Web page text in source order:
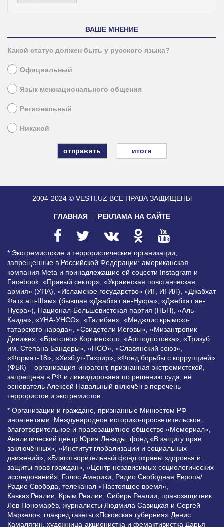
ВАШЕ МНЕНИЕ
Какой статус должен быть у русского языка?
Официальный
Язык межнационального общения
Региональный
Никакой
итоги
2004-2024 © VESTI.UZ ВСЕ ПРАВА ЗАЩИЩЕНЫ
ГЛАВНАЯ РЕКЛАМА НА САЙТЕ
* Экстремистские и террористические организации,
запрещенные в Российской Федерации: американская
компания Meta и принадлежащие ей соцсети Instagram и
Facebook, «Правый сектор», «Украинская повстанческая
армия» (УПА), «Исламское государство» (ИГ, ИГИЛ), «Джабхат
Фатх аш-Шам» (бывшая «Джабхат ан-Нусра», «Джебхат ан-
Нусра»), Национал-Большевистская партия (НБП), «Аль-
Каида», «УНА-УНСО», «Талибан», «Меджлис крымско-
татарского народа», «Свидетели Иеговы», «Мизантропик
Дивижн», «Братство» Корчинского, «Артподготовка», «Тризуб
им. Степана Бандеры», «НСО», «Славянский союз»,
«Формат-18», «Хизб ут-Тахрир», «Фонд борьбы с коррупцией»
(ФБК) – организация-иноагент, признанная экстремистской,
запрещена в РФ и ликвидирована по решению суда; её
основатель Алексей Навальный включён в перечень
террористов и экстремистов.
* Организации и граждане, признанные Минюстом РФ
иноагентами: Международное историко-просветительское,
благотворительное и правозащитное общество «Мемориал»,
Аналитический центр Юрия Левады, фонд «В защиту прав
заключённых», «Институт глобализации и социальных
движений», «Благотворительный фонд охраны здоровья и
защиты прав граждан», «Центр независимых социологических
исследований», Голос Америки, Радио Свободная Европа/
Радио Свобода, телеканал «Настоящее время»,
Кавказ.Реалии, Крым.Реалии, Сибирь.Реалии, правозащитник
Лев Пономарёв, журналисты Людмила Савицкая и Сергей
Маркелов, главред газеты «Псковская губерния» Денис
Камалягин, художница-акционистка и фемактивистка Дарья